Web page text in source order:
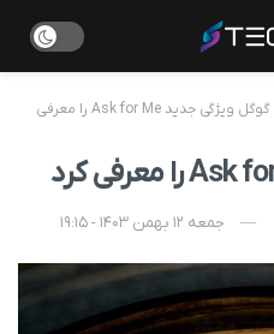
گوگل ویژگی جدید Ask for Me را معرفی
جمعه 12 بهمن 1403 - 19:15